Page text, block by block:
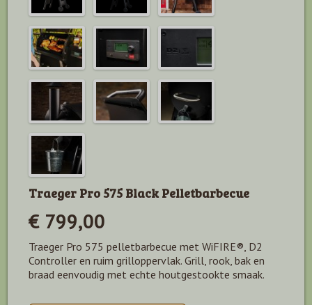
Traeger Pro 575 Black Pelletbarbecue
€ 799,00
Traeger Pro 575 pelletbarbecue met WiFIRE®, D2
Controller en ruim grilloppervlak. Grill, rook, bak en
braad eenvoudig met echte houtgestookte smaak.